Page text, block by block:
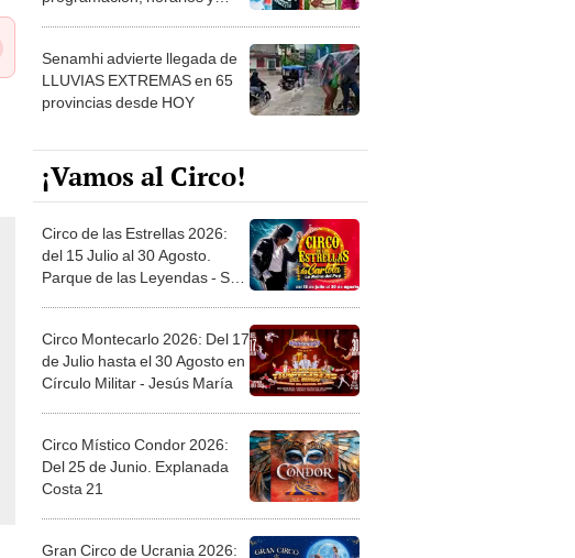
LLUVIAS EXTREMAS en 65
provincias desde HOY
¡Vamos al Circo!
Circo de las Estrellas 2026:
del 15 Julio al 30 Agosto.
Parque de las Leyendas - San
Miguel
Circo Montecarlo 2026: Del 17
de Julio hasta el 30 Agosto en
Círculo Militar - Jesús María
Circo Místico Condor 2026:
Costa 21
Gran Circo de Ucrania 2026:
en el Jockey Club-Surco